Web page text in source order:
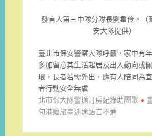
發言人第三中隊分隊長劉韋伶。（
安大隊提供）
臺北市保安警察大隊呼籲，家中有
多加留意其生活起居及出入動向或
環，長者若需外出，應有人陪同為
者行動安全無虞
北市保大隊警循訂房紀錄助團聚
旬港嬤旅臺迷途語言不通